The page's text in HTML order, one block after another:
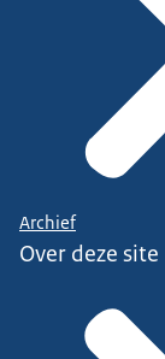
Archief
Over deze site